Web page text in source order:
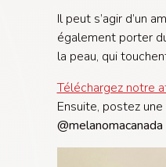
Il peut s’agir d’un
également porter
la peau, qui
Téléchargez notre
Ensuite, postez
@melanomacanada